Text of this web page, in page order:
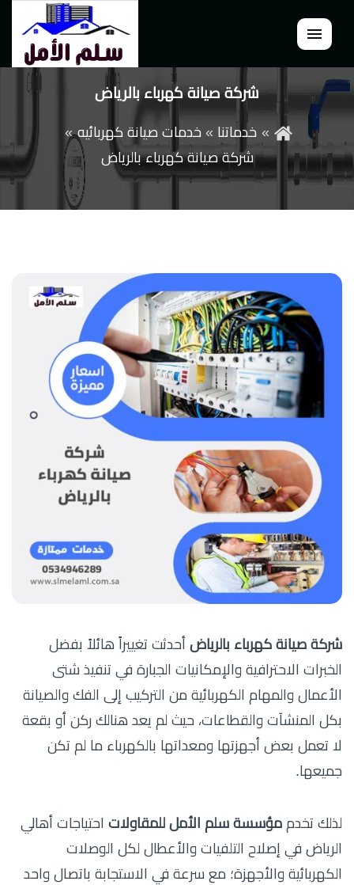
القائمة
شركة صيانة كهرباء بالرياض
خدماتنا
خدمات صيانة كهربائيه
شركة صيانة كهرباء بالرياض
شركة صيانة كهرباء بالرياض أحدثت تغييراً هائلاً بفضل
الخبرات الاحترافية والإمكانيات الجبارة في تنفيذ شتى
الأعمال والمهام الكهربائية من التركيب إلى الفك والصيانة
بكل المنشآت والقطاعات، حيث لم يعد هنالك ركن أو بقعة
لا تعمل بعض أجهزتها ومعداتها بالكهرباء ما لم تكن
جميعها.
لذلك تخدم مؤسسة سلم الأمل للمقاولات احتياجات أهالي
الرياض في إصلاح التلفيات والأعطال لكل الوصلات
الكهربائية والأجهزة؛ مع سرعة في الاستجابة باتصال واحد